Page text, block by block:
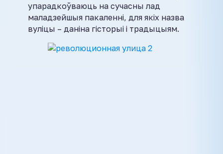
упарадкоўваюць на сучасны лад
маладзейшыя пакаленні, для якіх назва
вуліцы – даніна гісторыі і традыцыям.